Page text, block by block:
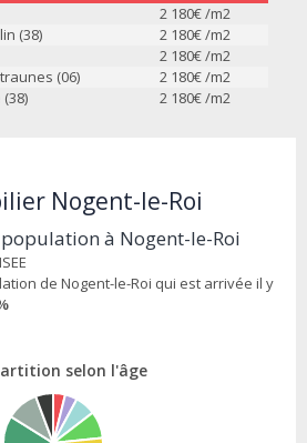
2 180€ /m2
(38) 2 180€ /m2
2 180€ /m2
(06) 2 180€ /m2
2 180€ /m2
Nogent-le-Roi
à Nogent-le-Roi
de Nogent-le-Roi qui est arrivée il y
selon l'âge